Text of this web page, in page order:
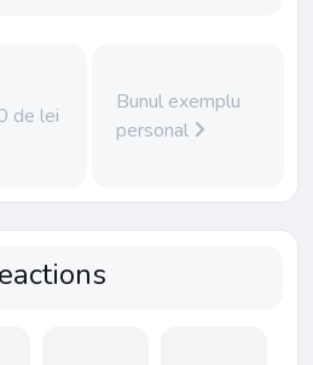
de lei
Bunul exemplu
personal